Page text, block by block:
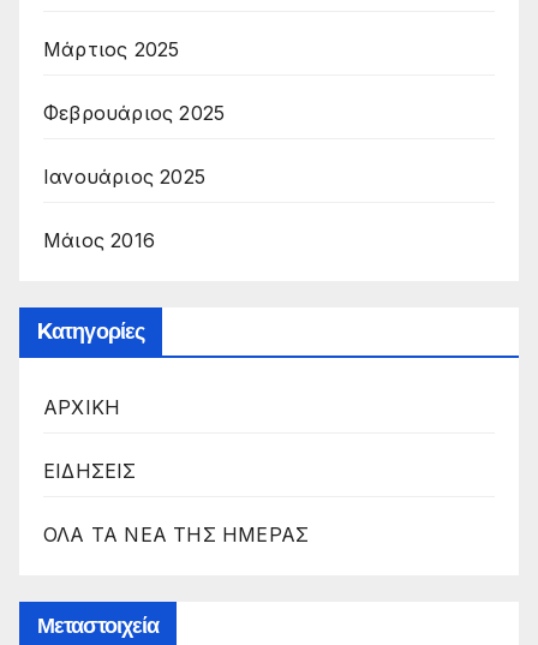
Μάρτιος 2025
Φεβρουάριος 2025
Ιανουάριος 2025
Μάιος 2016
Kατηγορίες
ΑΡΧΙΚΗ
ΕΙΔΗΣΕΙΣ
ΟΛΑ ΤΑ ΝΕΑ ΤΗΣ ΗΜΕΡΑΣ
Μεταστοιχεία